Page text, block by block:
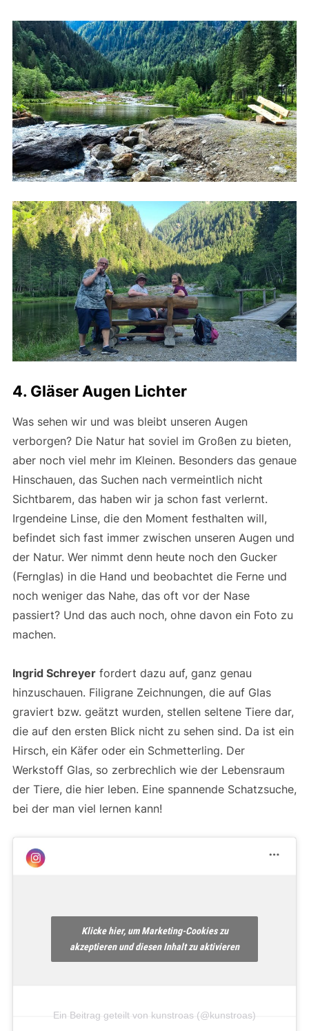
4. Gläser Augen Lichter
Was sehen wir und was bleibt unseren Augen
verborgen? Die Natur hat soviel im Großen zu bieten,
aber noch viel mehr im Kleinen. Besonders das genaue
Hinschauen, das Suchen nach vermeintlich nicht
Sichtbarem, das haben wir ja schon fast verlernt.
Irgendeine Linse, die den Moment festhalten will,
befindet sich fast immer zwischen unseren Augen und
der Natur. Wer nimmt denn heute noch den Gucker
(Fernglas) in die Hand und beobachtet die Ferne und
noch weniger das Nahe, das oft vor der Nase
passiert? Und das auch noch, ohne davon ein Foto zu
machen.
Ingrid Schreyerfordert dazu auf, ganz genau
hinzuschauen. Filigrane Zeichnungen, die auf Glas
graviert bzw. geätzt wurden, stellen seltene Tiere dar,
die auf den ersten Blick nicht zu sehen sind. Da ist ein
Hirsch, ein Käfer oder ein Schmetterling. Der
Werkstoff Glas, so zerbrechlich wie der Lebensraum
der Tiere, die hier leben. Eine spannende Schatzsuche,
bei der man viel lernen kann!
Ein Beitrag geteilt von kunstroas (@kunstroas)
Klicke hier, um Marketing-Cookies zu
akzeptieren und diesen Inhalt zu aktivieren